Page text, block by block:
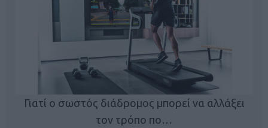
Γιατί ο σωστός διάδρομος μπορεί να αλλάξει
τον τρόπο πο…